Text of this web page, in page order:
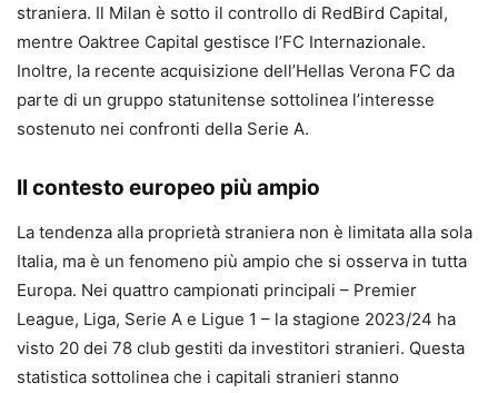
straniera. Il Milan è sotto il controllo di RedBird Capital,
mentre Oaktree Capital gestisce l’FC Internazionale.
Inoltre, la recente acquisizione dell’Hellas Verona FC da
parte di un gruppo statunitense sottolinea l’interesse
sostenuto nei confronti della Serie A.
Il contesto europeo più ampio
La tendenza alla proprietà straniera non è limitata alla sola
Italia, ma è un fenomeno più ampio che si osserva in tutta
Europa. Nei quattro campionati principali – Premier
League, Liga, Serie A e Ligue 1 – la stagione 2023/24 ha
visto 20 dei 78 club gestiti da investitori stranieri. Questa
statistica sottolinea che i capitali stranieri stanno